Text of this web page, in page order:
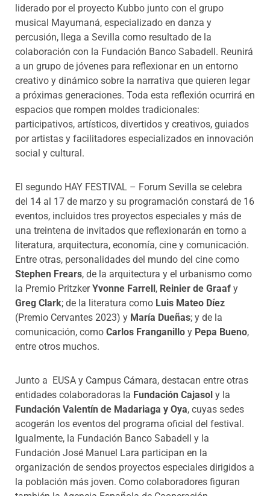
liderado por el proyecto Kubbo junto con el grupo
musical Mayumaná, especializado en danza y
percusión, llega a Sevilla como resultado de la
colaboración con la Fundación Banco Sabadell. Reunirá
a un grupo de jóvenes para reflexionar en un entorno
creativo y dinámico sobre la narrativa que quieren legar
a próximas generaciones. Toda esta reflexión ocurrirá en
espacios que rompen moldes tradicionales:
participativos, artísticos, divertidos y creativos, guiados
por artistas y facilitadores especializados en innovación
social y cultural.
El segundo HAY FESTIVAL – Forum Sevilla se celebra
del 14 al 17 de marzo y su programación constará de 16
eventos, incluidos tres proyectos especiales y más de
una treintena de invitados que reflexionarán en torno a
literatura, arquitectura, economía, cine y comunicación.
Entre otras, personalidades del mundo del cine como
Stephen Frears, de la arquitectura y el urbanismo como
la Premio PritzkerYvonne Farrell, Reinier de Graaf y
Greg Clark; de la literatura como Luis Mateo Díez
(Premio Cervantes 2023) y María Dueñas; y de la
comunicación, como Carlos Franganillo y Pepa Bueno,
entre otros muchos.
Junto a EUSA y Campus Cámara, destacan entre otras
entidades colaboradoras la Fundación Cajasol y la
Fundación Valentín de Madariaga y Oya, cuyas sedes
acogerán los eventos del programa oficial del festival.
Igualmente, la Fundación Banco Sabadell y la
Fundación José Manuel Lara participan en la
organización de sendos proyectos especiales dirigidos a
la población más joven. Como colaboradores figuran